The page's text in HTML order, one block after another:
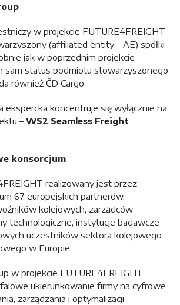
w projekcie FUTURE4FREIGHT
(affiliated entity – AE) spółki
jak w poprzednim projekcie
sam status podmiotu stowarzyszonego
również ČD Cargo.
ekspercka koncentruje się wyłącznie na
–WS2 Seamless Freight
konsorcjum
realizowany jest przez
67 europejskich partnerów,
kolejowych, zarządców
technologiczne, instytucje badawcze
uczestników sektora kolejowego
w Europie.
w projekcie FUTURE4FREIGHT
ukierunkowanie firmy na cyfrowe
zarządzania i optymalizacji